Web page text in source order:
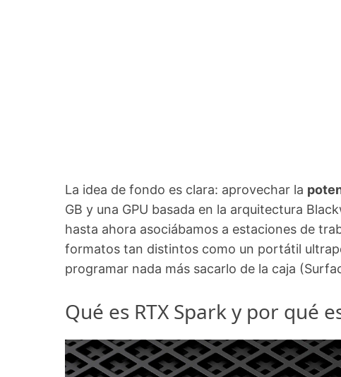
La idea de fondo es clara: aprovechar la
GB y una GPU basada en la arquitectura
hasta ahora asociábamos a estaciones de
formatos tan distintos como un portátil
programar nada más sacarlo de la caja
Qué es RTX Spark y por qué